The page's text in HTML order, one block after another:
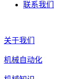
联系我们
关于我们
机械自动化